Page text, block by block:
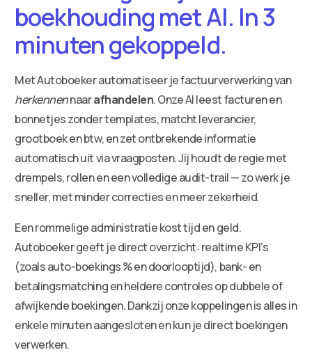
boekhouding met AI. In 3
minuten gekoppeld.
Met Autoboeker automatiseer je factuurverwerking van
herkennennaarafhandelen. Onze AI leest facturen en
bonnetjes zonder templates, matcht leverancier,
grootboek en btw, en zet ontbrekende informatie
automatisch uit via vraagposten. Jij houdt de regie met
drempels, rollen en een volledige audit-trail — zo werk je
sneller, met minder correcties en meer zekerheid.
Een rommelige administratie kost tijd en geld.
Autoboeker geeft je direct overzicht: realtime KPI’s
(zoals auto-boekings % en doorlooptijd), bank- en
betalingsmatching en heldere controles op dubbele of
afwijkende boekingen. Dankzij onze koppelingen is alles in
enkele minuten aangesloten en kun je direct boekingen
verwerken.